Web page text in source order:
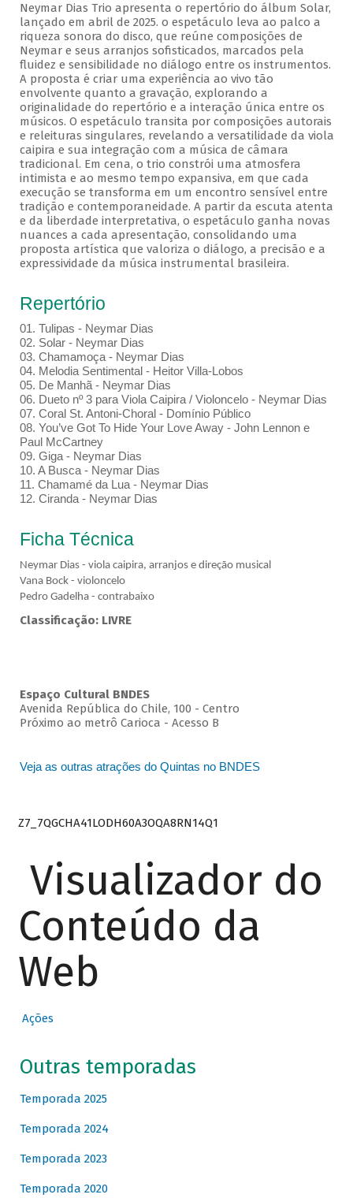
Neymar Dias Trio apresenta o repertório do álbum Solar,
lançado em abril de 2025. o espetáculo leva ao palco a
riqueza sonora do disco, que reúne composições de
Neymar e seus arranjos sofisticados, marcados pela
fluidez e sensibilidade no diálogo entre os instrumentos.
A proposta é criar uma experiência ao vivo tão
envolvente quanto a gravação, explorando a
originalidade do repertório e a interação única entre os
músicos. O espetáculo transita por composições autorais
e releituras singulares, revelando a versatilidade da viola
caipira e sua integração com a música de câmara
tradicional. Em cena, o trio constrói uma atmosfera
intimista e ao mesmo tempo expansiva, em que cada
execução se transforma em um encontro sensível entre
tradição e contemporaneidade. A partir da escuta atenta
e da liberdade interpretativa, o espetáculo ganha novas
nuances a cada apresentação, consolidando uma
proposta artística que valoriza o diálogo, a precisão e a
expressividade da música instrumental brasileira.
Repertório
01. Tulipas - Neymar Dias
02. Solar - Neymar Dias
03. Chamamoça - Neymar Dias
04. Melodia Sentimental - Heitor Villa-Lobos
05. De Manhã - Neymar Dias
06. Dueto nº 3 para Viola Caipira / Violoncelo - Neymar Dias
07. Coral St. Antoni-Choral - Domínio Público
08. You’ve Got To Hide Your Love Away - John Lennon e
Paul McCartney
09. Giga - Neymar Dias
10. A Busca - Neymar Dias
11. Chamamé da Lua - Neymar Dias
12. Ciranda - Neymar Dias
Ficha Técnica
Neymar Dias - viola caipira, arranjos e direção musical
Vana Bock - violoncelo
Pedro Gadelha - contrabaixo
Classificação: LIVRE
Espaço Cultural BNDES
Avenida República do Chile, 100 - Centro
Próximo ao metrô Carioca - Acesso B
Veja as outras atrações do Quintas no BNDES
Z7_7QGCHA41LODH60A3OQA8RN14Q1
Visualizador do
Conteúdo da
Web
Ações
Outras temporadas
Temporada 2025
Temporada 2024
Temporada 2023
Temporada 2020